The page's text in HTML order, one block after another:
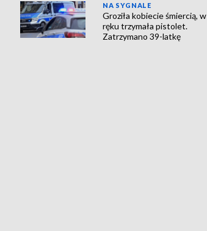
NA SYGNALE
Groziła kobiecie śmiercią, w
ręku trzymała pistolet.
Zatrzymano 39-latkę